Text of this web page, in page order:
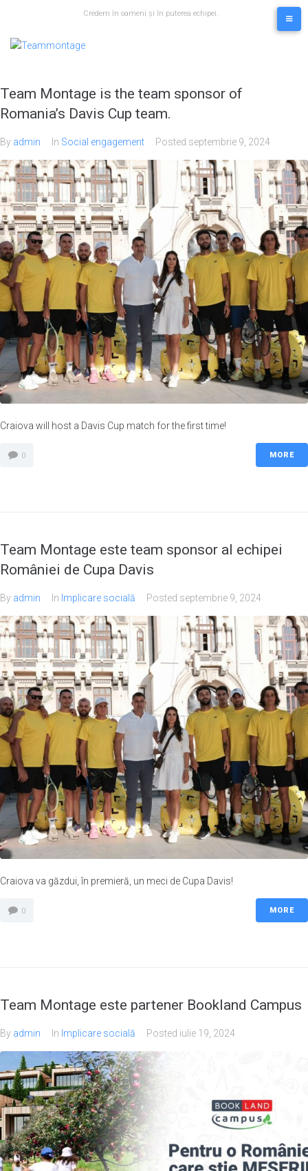
content
Credem în oameni și în puterea echipei.
Noutăți
Team Montage is the team sponsor of
Romania’s Davis Cup team.
By admin In Social engagement Posted septembrie 9, 2024
Craiova will host a Davis Cup match for the first time!
0 MORE
Team Montage este team sponsor al echipei
României de Cupa Davis
By admin In Implicare socială Posted septembrie 9, 2024
Craiova va găzdui, în premieră, un meci de Cupa Davis!
0 MORE
Team Montage este partener Bookland Campus
By admin In Implicare socială Posted iulie 19, 2024